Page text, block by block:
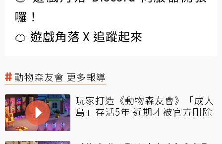
囉！
🍊 遊戲角落 X 追蹤起來
動物森友會 更多報導
玩家打造《動物森友會》「成人
島」存活5年 近期才被官方刪除